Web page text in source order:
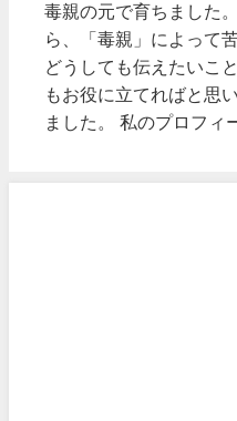
毒親の元で育ちました
ら、「毒親」によって
どうしても伝えたいこ
もお役に立てればと思
ました。 私のプロフィ